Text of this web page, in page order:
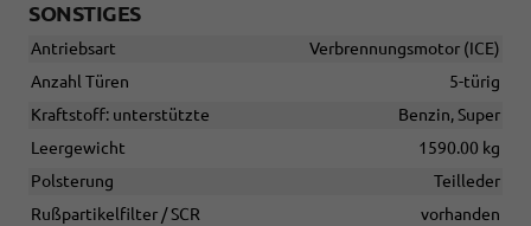
SONSTIGES
Antriebsart
Verbrennungsmotor (ICE)
Anzahl Türen
5-türig
Kraftstoff: unterstützte
Benzin, Super
Leergewicht
1590.00 kg
Polsterung
Teilleder
Rußpartikelfilter / SCR
vorhanden